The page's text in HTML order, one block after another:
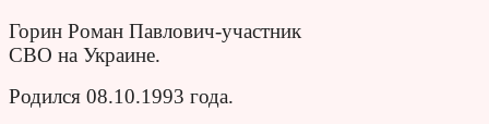
Горин Роман Павлович-участник
СВО на Украине.
Родился 08.10.1993 года.